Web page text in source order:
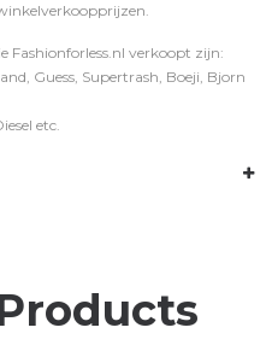
Fashionforless.nl verkoopt zijn:
Guess, Supertrash, Boeji, Bjorn
etc.